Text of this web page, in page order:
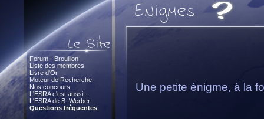
Forum - Brouillon
Liste des membres
Livre d'Or
Moteur de Recherche
Nos concours
L'ESRA c'est aussi...
L'ESRA de B. Werber
Questions fréquentes
Une petite énigme, à la